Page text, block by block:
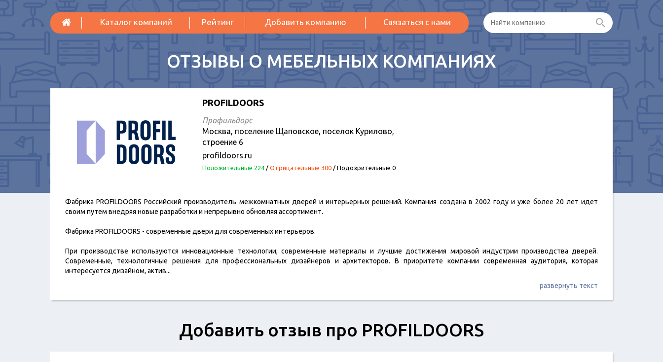
Каталог компаний Рейтинг Добавить компанию Связаться с нами
ОТЗЫВЫ О МЕБЕЛЬНЫХ КОМПАНИЯХ
PROFILDOORS
Профильдорс
Москва, поселение Щаповское, поселок Курилово,
строение 6
profildoors.ru
Положительные 224/ Отрицательные 300/ Подозрительные 0
Фабрика PROFILDOORS Российский производитель межкомнатных дверей и интерьерных решений. Компания создана в 2002 году и уже более 20 лет идет
своим путем внедряя новые разработки и непрерывно обновляя ассортимент.
Фабрика PROFILDOORS - современные двери для современных интерьеров.
При производстве используются инновационные технологии, современные материалы и лучшие достижения мировой индустрии производства дверей.
Cовременные, технологичные решения для профессиональных дизайнеров и архитекторов. В приоритете компании современная аудитория, которая
интересуется дизайном, актив...
развернуть текст
Добавить отзыв про PROFILDOORS